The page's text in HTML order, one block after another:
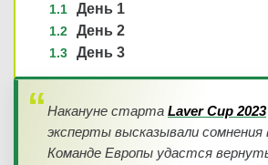
День 1
День 2
День 3
Накануне старта Laver Cup 2023
эксперты высказывали
Команде Европы удастся